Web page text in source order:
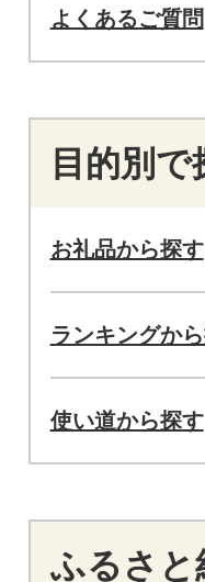
よくあるご質問
目的別で
お礼品から探す
ランキングか
使い道から探す
ふるさと